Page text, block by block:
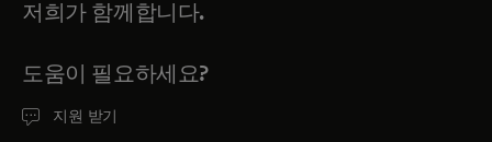
저희가 함께합니다.
도움이 필요하세요?
지원 받기